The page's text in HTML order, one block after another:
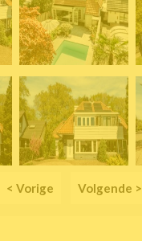
< Vorige Volgende >